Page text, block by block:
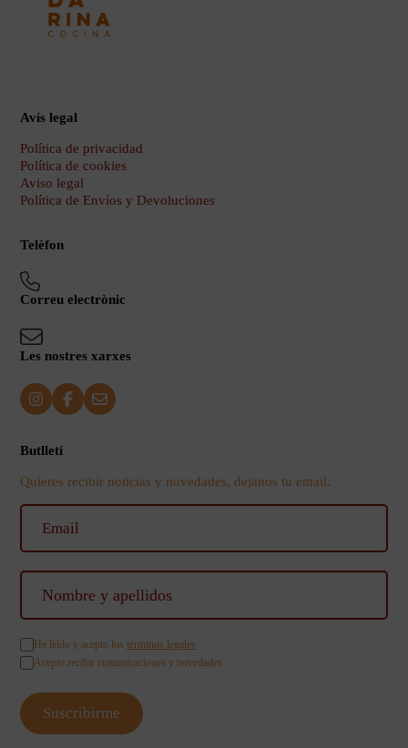
Avís legal
Política de privacidad
Política de cookies
Aviso legal
Política de Envíos y Devoluciones
Telèfon
Correu electrònic
Les nostres xarxes
Butlletí
Quieres recibir noticias y novedades, dejanos tu email.
He leído y acepto los términos legales
Acepto recibir comunicaciones y novedades